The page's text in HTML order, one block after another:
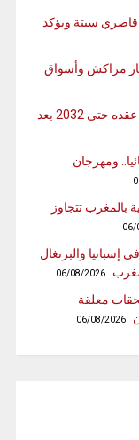
سبتة ويؤكد
من لغة تجار مراكش وأسواق
ريال مدريد يحسم الجدل.. فينيسيوس يجدد عقده حتى 2032 بعد
سينمائيا.. ومهرجان
تتجاوز
06/
2030.. أصوات في إسبانيا والبرتغال
06/08/2026
معلقة
06/08/2026